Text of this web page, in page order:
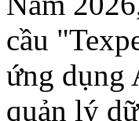
cầu
ứng dụng
quản lý